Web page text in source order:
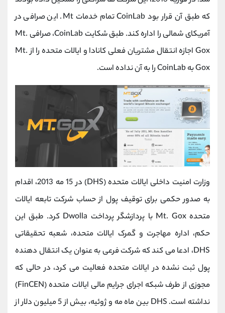
که طبق آن قرار بود CoinLab تمام خدمات Mt. این صرافی در
آمریکای شمالی را اداره کند. طبق شکایت CoinLab، صرافی Mt.
Gox اجازه انتقال مشتریان فعلی کانادا و ایالات متحده را از Mt.
Gox به CoinLab را به آن نداده است.
وزارت امنیت داخلی ایالات متحده (DHS) در 15 مه 2013، اقدام
به صدور حکمی برای توقیف پول از حساب شرکت تابعه ایالات
متحده Mt. Gox با پردازشگر پرداخت Dwolla کرد. طبق این
حکم، اداره مهاجرت و گمرک ایالات متحده، شعبه تحقیقاتی
DHS، ادعا می کند که شرکت فرعی به عنوان یک انتقال دهنده
پول ثبت نشده در ایالات متحده فعالیت می کرد، در حالی که
مجوزی از طرف شبکه اجرای جرایم مالی ایالات متحده (FinCEN)
نداشته است. DHS بین ماه مه و ژوئیه، بیش از 5 میلیون دلار از